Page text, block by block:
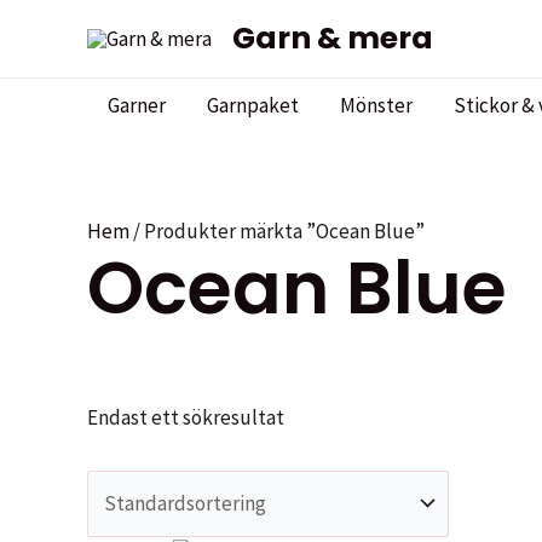
Garn & mera
Garner Garnpaket Mönster Stickor &
Hem/ Produkter märkta ”Ocean Blue”
Ocean Blue
Endast ett sökresultat